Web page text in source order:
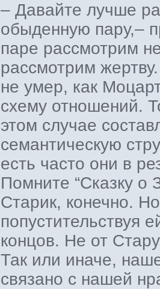
– Давайте лучше
обыденную пару,–
паре рассмотрим
рассмотрим
не умер, как
схему отношений.
этом случае
семантическую
есть часто они в
Помните “Сказку о
Старик, конечно.
попустительствуя
концов. Не от
Так или иначе,
связано с нашей